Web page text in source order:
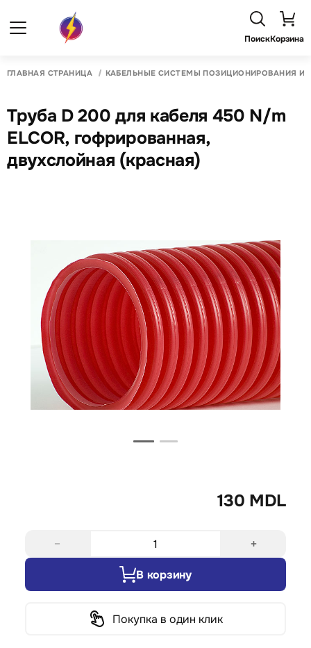
ПоискКорзина
ГЛАВНАЯ СТРАНИЦА КАБЕЛЬНЫЕ СИСТЕМЫ ПОЗИЦИОНИРОВАНИЯ И
Труба D 200 для кабеля 450 N/m
ELCOR, гофрированная,
двухслойная (красная)
130 MDL
− +
В корзину
Покупка в один клик